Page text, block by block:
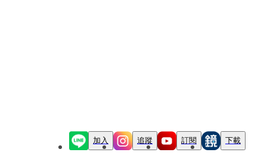
加入 追蹤 訂閱 下載